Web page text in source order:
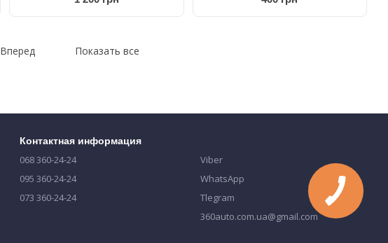
Вперед Показать все
Контактная информация
068 360-24-24
095 360-24-24
073 360-24-24
Viber
WhatsApp
Tlegram
360auto.com.ua@gmail.com